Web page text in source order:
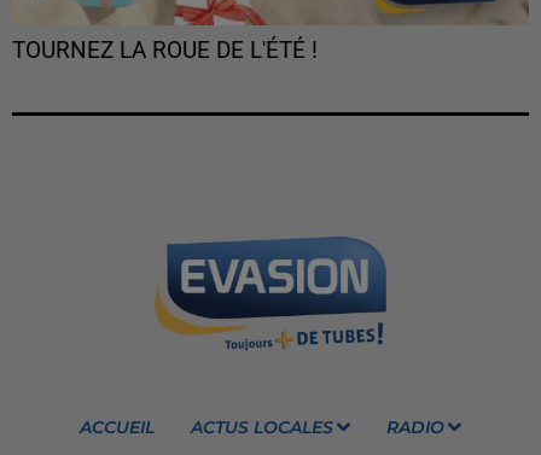
TOURNEZ LA ROUE DE L'ÉTÉ !
ACCUEIL ACTUS LOCALES RADIO